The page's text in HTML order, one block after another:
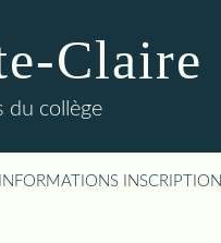
Claire
du collège
INFORMATIONS INSCRIPTION